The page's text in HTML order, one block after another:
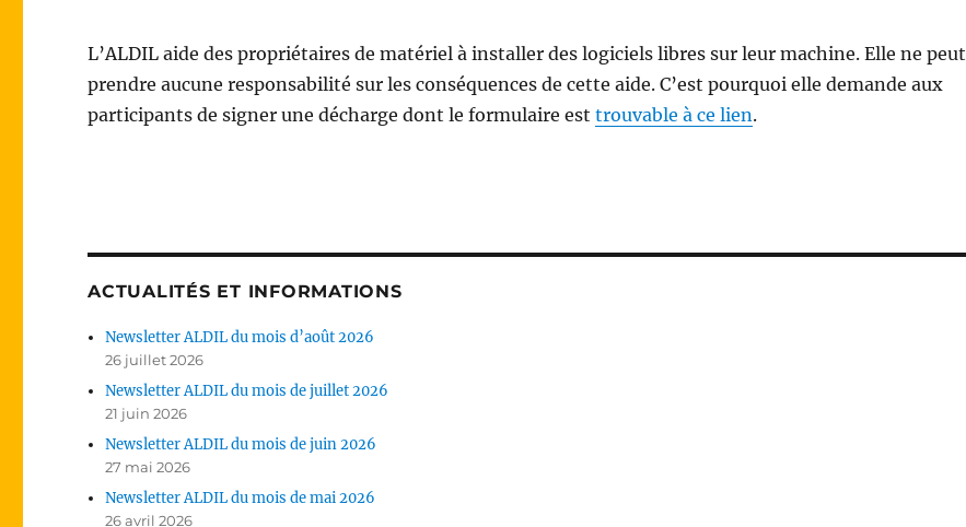
L’ALDIL aide des propriétaires de matériel à installer des logiciels libres sur leur machine. Elle ne peut
prendre aucune responsabilité sur les conséquences de cette aide. C’est pourquoi elle demande aux
participants de signer une décharge dont le formulaire esttrouvable à ce lien.
ACTUALITÉS ET INFORMATIONS
Newsletter ALDIL du mois d’août 2026
26 juillet 2026
Newsletter ALDIL du mois de juillet 2026
21 juin 2026
Newsletter ALDIL du mois de juin 2026
27 mai 2026
Newsletter ALDIL du mois de mai 2026
26 avril 2026